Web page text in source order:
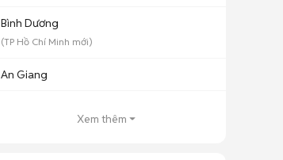
Bình Dương
(TP Hồ Chí Minh mới)
An Giang
Xem thêm